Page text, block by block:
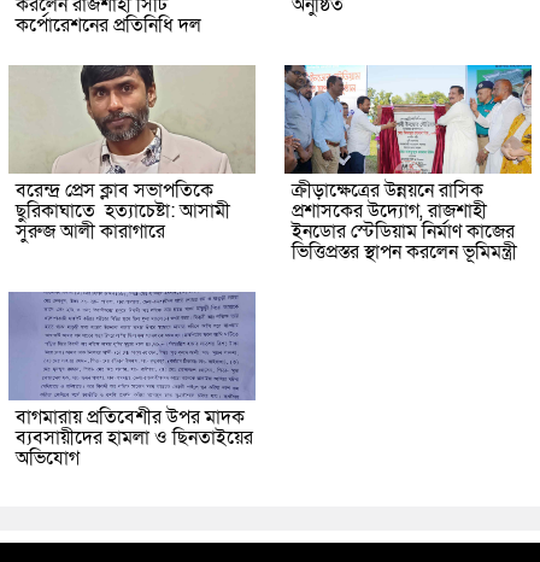
করলেন রাজশাহী সিটি
কর্পোরেশনের প্রতিনিধি দল
অনুষ্ঠিত
বরেন্দ্র প্রেস ক্লাব সভাপতিকে
ছুরিকাঘাতে হত্যাচেষ্টা: আসামী
সুরুজ আলী কারাগারে
ক্রীড়াক্ষেত্রের উন্নয়নে রাসিক
প্রশাসকের উদ্যোগ, রাজশাহী
ইনডোর স্টেডিয়াম নির্মাণ কাজের
ভিত্তিপ্রস্তর স্থাপন করলেন ভূমিমন্ত্রী
বাগমারায় প্রতিবেশীর উপর মাদক
ব্যবসায়ীদের হামলা ও ছিনতাইয়ের
অভিযোগ